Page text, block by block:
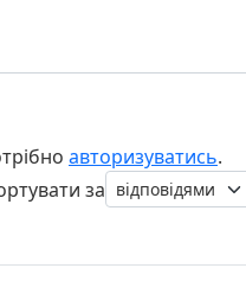
авторизуватись.
за